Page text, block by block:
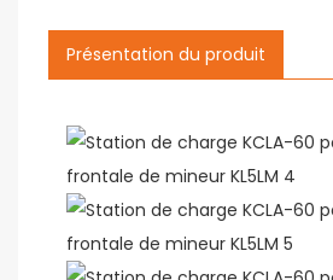
Présentation du produit